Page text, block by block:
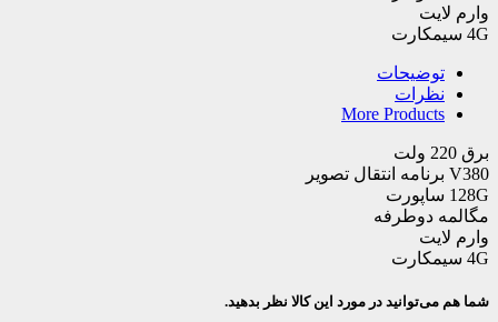
وارم لایت
4G سیمکارت
توضیحات
نظرات
More Products
برق 220 ولت
V380 برنامه انتقال تصویر
128G ساپورت
مگالمه دوطرفه
وارم لایت
4G سیمکارت
شما هم می‌توانید در مورد این کالا نظر بدهید.